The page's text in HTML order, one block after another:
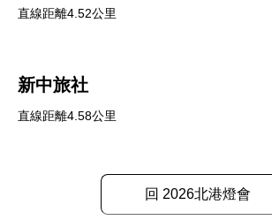
直線距離4.52公里
新中旅社
直線距離4.58公里
回 2026北港燈會